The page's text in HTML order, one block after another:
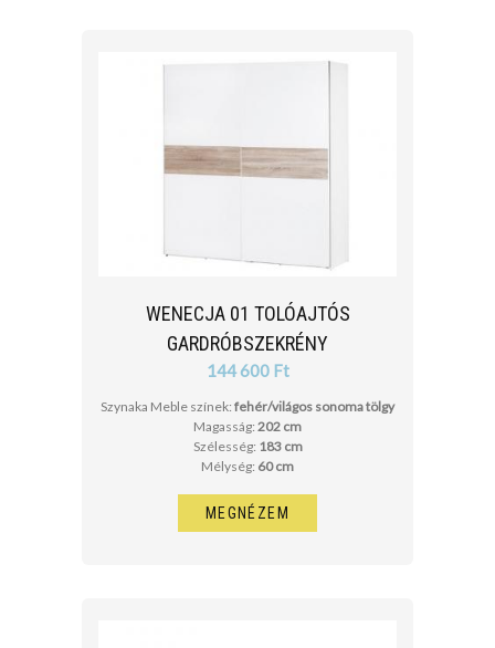
WENECJA 01 TOLÓAJTÓS
GARDRÓBSZEKRÉNY
144 600 Ft
Szynaka Meble színek: fehér/világos sonoma tölgy
Magasság: 202 cm
Szélesség: 183 cm
Mélység: 60 cm
MEGNÉZEM